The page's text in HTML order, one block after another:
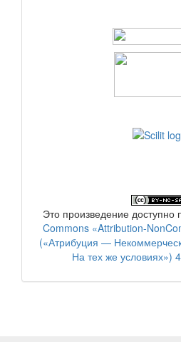
Это произведение доступно
Commons «Attribution-
(«Атрибуция —
На тех же условиях»)